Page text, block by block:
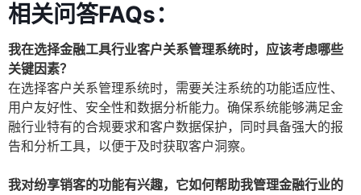
相关问答FAQs：
我在选择金融工具行业客户关系管理系统时，应该考虑哪些
关键因素？
在选择客户关系管理系统时，需要关注系统的功能适应性、
用户友好性、安全性和数据分析能力。确保系统能够满足金
融行业特有的合规要求和客户数据保护，同时具备强大的报
告和分析工具，以便于及时获取客户洞察。
我对纷享销客的功能有兴趣，它如何帮助我管理金融行业的